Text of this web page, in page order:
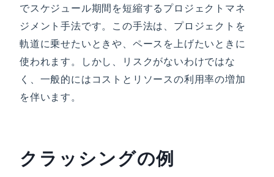
でスケジュール期間を短縮するプロジェクトマネ
ジメント手法です。この手法は、プロジェクトを
軌道に乗せたいときや、ペースを上げたいときに
使われます。しかし、リスクがないわけではな
く、一般的にはコストとリソースの利用率の増加
を伴います。
クラッシングの例